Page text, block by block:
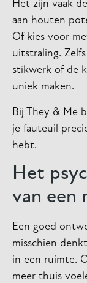
Het zijn vaak
aan houten
Of kies voor
uitstraling.
stikwerk of de
uniek maken.
Bij They & Me
je fauteuil
hebt.
Het
van een
Een goed
misschien
in een ruimte.
meer thuis